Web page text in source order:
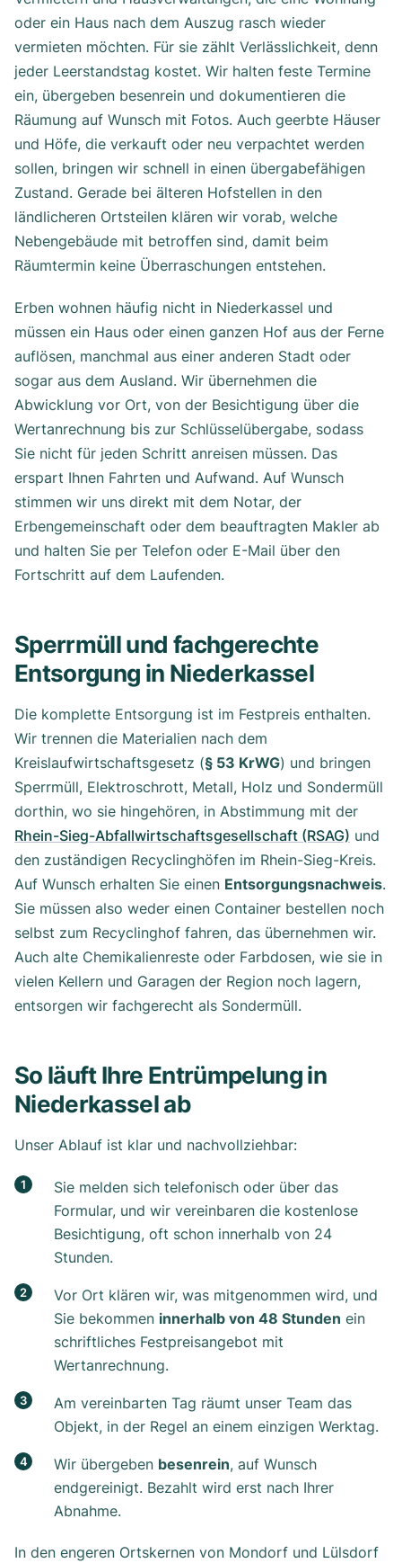
oder ein Haus nach dem Auszug rasch wieder
vermieten möchten. Für sie zählt Verlässlichkeit, denn
jeder Leerstandstag kostet. Wir halten feste Termine
ein, übergeben besenrein und dokumentieren die
Räumung auf Wunsch mit Fotos. Auch geerbte Häuser
und Höfe, die verkauft oder neu verpachtet werden
sollen, bringen wir schnell in einen übergabefähigen
Zustand. Gerade bei älteren Hofstellen in den
ländlicheren Ortsteilen klären wir vorab, welche
Nebengebäude mit betroffen sind, damit beim
Räumtermin keine Überraschungen entstehen.
Erben wohnen häufig nicht in Niederkassel und
müssen ein Haus oder einen ganzen Hof aus der Ferne
auflösen, manchmal aus einer anderen Stadt oder
sogar aus dem Ausland. Wir übernehmen die
Abwicklung vor Ort, von der Besichtigung über die
Wertanrechnung bis zur Schlüsselübergabe, sodass
Sie nicht für jeden Schritt anreisen müssen. Das
erspart Ihnen Fahrten und Aufwand. Auf Wunsch
stimmen wir uns direkt mit dem Notar, der
Erbengemeinschaft oder dem beauftragten Makler ab
und halten Sie per Telefon oder E-Mail über den
Fortschritt auf dem Laufenden.
Sperrmüll und fachgerechte
Entsorgung in Niederkassel
Die komplette Entsorgung ist im Festpreis enthalten.
Wir trennen die Materialien nach dem
Kreislaufwirtschaftsgesetz (§ 53 KrWG) und bringen
Sperrmüll, Elektroschrott, Metall, Holz und Sondermüll
dorthin, wo sie hingehören, in Abstimmung mit der
Rhein-Sieg-Abfallwirtschaftsgesellschaft (RSAG) und
den zuständigen Recyclinghöfen im Rhein-Sieg-Kreis.
Auf Wunsch erhalten Sie einen Entsorgungsnachweis.
Sie müssen also weder einen Container bestellen noch
selbst zum Recyclinghof fahren, das übernehmen wir.
Auch alte Chemikalienreste oder Farbdosen, wie sie in
vielen Kellern und Garagen der Region noch lagern,
entsorgen wir fachgerecht als Sondermüll.
So läuft Ihre Entrümpelung in
Niederkassel ab
Unser Ablauf ist klar und nachvollziehbar:
Sie melden sich telefonisch oder über das
Formular, und wir vereinbaren die kostenlose
Besichtigung, oft schon innerhalb von 24
Stunden.
Vor Ort klären wir, was mitgenommen wird, und
Sie bekommen innerhalb von 48 Stunden ein
schriftliches Festpreisangebot mit
Wertanrechnung.
Am vereinbarten Tag räumt unser Team das
Objekt, in der Regel an einem einzigen Werktag.
Wir übergeben besenrein, auf Wunsch
endgereinigt. Bezahlt wird erst nach Ihrer
Abnahme.
In den engeren Ortskernen von Mondorf und Lülsdorf